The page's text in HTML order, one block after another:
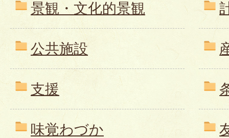
景観・文化的景観
公共施設
支援
味覚わづか